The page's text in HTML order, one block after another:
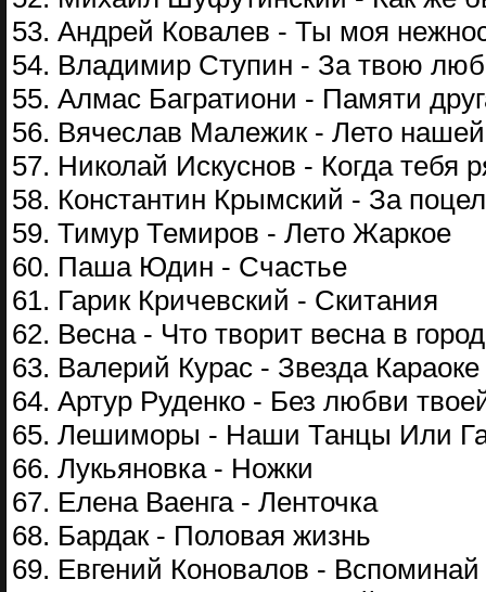
53. Андрей Ковалев - Ты моя
54. Владимир Ступин - За твою
55. Алмас Багратиони - Памяти
56. Вячеслав Малежик - Лето
57. Николай Искуснов - Когда тебя
58. Константин Крымский - За
59. Тимур Темиров - Лето Жаркое
60. Паша Юдин - Счастье
61. Гарик Кричевский - Скитания
62. Весна - Что творит весна в
63. Валерий Курас - Звезда Караоке
64. Артур Руденко - Без любви
65. Лешиморы - Наши Танцы Или
66. Лукьяновка - Ножки
67. Елена Ваенга - Ленточка
68. Бардак - Половая жизнь
69. Евгений Коновалов -